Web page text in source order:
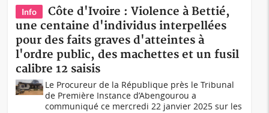
Info
Côte d'Ivoire : Violence à Bettié,
une centaine d'individus interpellées
pour des faits graves d'atteintes à
l'ordre public, des machettes et un fusil
calibre 12 saisis
Le Procureur de la République près le Tribunal
de Première Instance d’Abengourou a
communiqué ce mercredi 22 janvier 2025 sur les